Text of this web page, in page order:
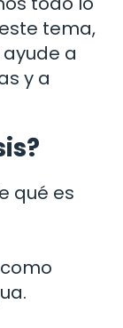
tema,
a
y a
qué es